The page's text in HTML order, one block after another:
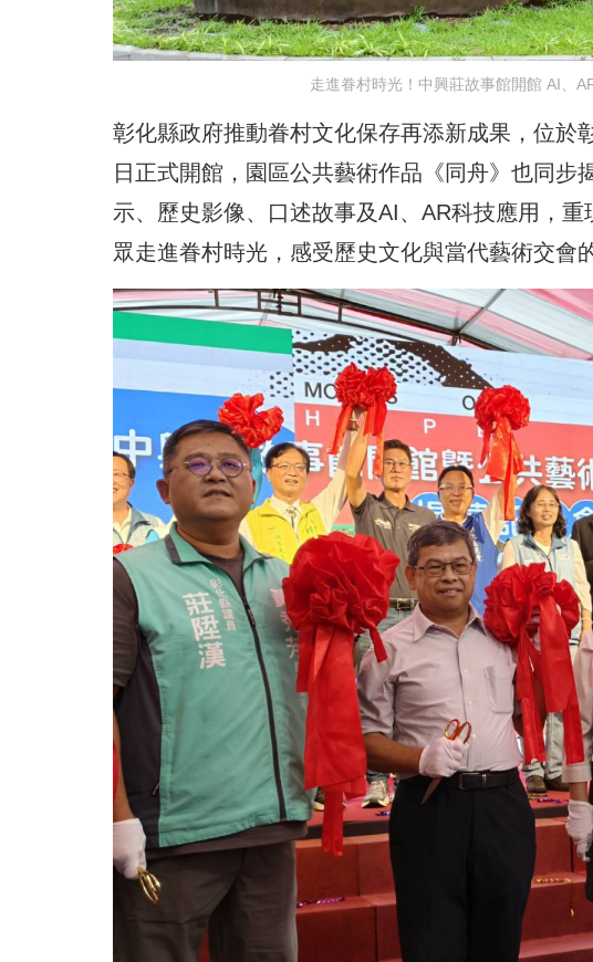
走進眷村時光！中興莊故事館開館 AI、
彰化縣政府推動眷村文化保存再添新成果，位於
日正式開館，園區公共藝術作品《同舟》也同
示、歷史影像、口述故事及AI、AR科技應用，
眾走進眷村時光，感受歷史文化與當代藝術交會